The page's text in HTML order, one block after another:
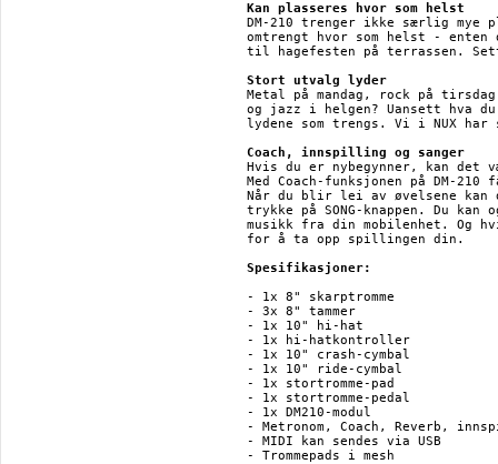
Kan plasseres hvor som helst
DM-210 trenger ikke særlig mye
omtrengt hvor som helst -
til hagefesten på terrassen.
Stort utvalg lyder
Metal på mandag, rock på
og jazz i helgen? Uansett hva
lydene som trengs. Vi i NUX
Coach, innspilling og sanger
Hvis du er nybegynner, kan det
Med Coach-funksjonen på DM-
Når du blir lei av øvelsene kan
trykke på SONG-knappen. Du
musikk fra din mobilenhet. Og
for å ta opp spillingen din.
Spesifikasjoner:
- 1x 8" skarptromme
- 3x 8" tammer
- 1x 10" hi-hat
- 1x hi-hatkontroller
- 1x 10" crash-cymbal
- 1x 10" ride-cymbal
- 1x stortromme-pad
- 1x stortromme-pedal
- 1x DM210-modul
- Metronom, Coach, Reverb,
- MIDI kan sendes via USB
- Trommepads i mesh